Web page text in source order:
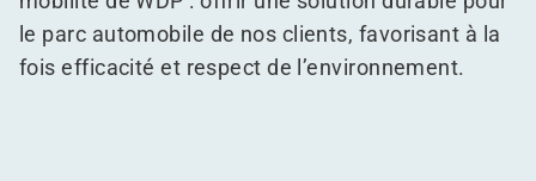
le parc automobile de nos clients, favorisant à la
fois efficacité et respect de l’environnement.